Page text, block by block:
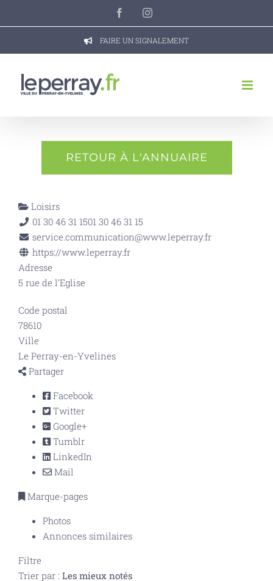
FacebookInstagram
FAIRE UN SIGNALEMENT
RETOUR À L'ANNUAIRE
Loisirs
01 30 46 31 1501 30 46 31 15
service.communication@www.leperray.fr
https://www.leperray.fr
Adresse
5 rue de l’Eglise
Code postal
78610
Ville
Le Perray-en-Yvelines
Partager
Facebook
Twitter
Google+
Tumblr
LinkedIn
Mail
Marque-pages
Photos
Annonces similaires
Filtre
Trier par : Les mieux notés